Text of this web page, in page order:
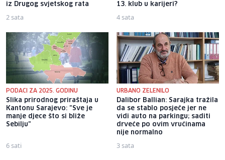
iz Drugog svjetskog rata
2 sata
13. klub u karijeri?
4 sata
PODACI ZA 2025. GODINU
Slika prirodnog priraštaja u
Kantonu Sarajevo: "Sve je
manje djece što si bliže
Sebilju"
6 sati
URBANO ZELENILO
Dalibor Ballian: Sarajka tražila
da se stablo posječe jer ne
vidi auto na parkingu; saditi
drveće po ovim vrućinama
nije normalno
3 sata